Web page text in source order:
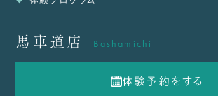
馬車道店 Bashamichi
体験予約をする